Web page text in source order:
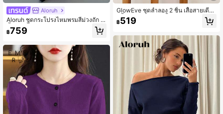
Aloruh
Aloruh ชุดกระโปรงไหมพรมสีม่วงถัก 2
ชิ้น ชุดเสื้อกันหนาวผู้หญิงหนาใหม่สำห
รับฤดูหนาว ทรงหลวมสองชิ้น
฿759
GlowEve ชุดลำลอง 2 ชิ้น เสื้อสายเดี่ยว
สีพื้นและกางเกงขาสั้นเอวรูดสำหรับผู้ห
ญิง
฿519